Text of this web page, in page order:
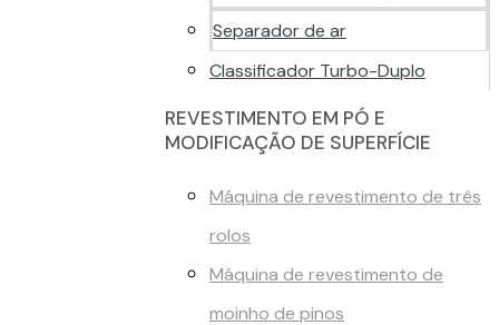
Separador de ar
Classificador Turbo-Duplo
REVESTIMENTO EM PÓ E
MODIFICAÇÃO DE SUPERFÍCIE
Máquina de revestimento de três
rolos
Máquina de revestimento de
moinho de pinos